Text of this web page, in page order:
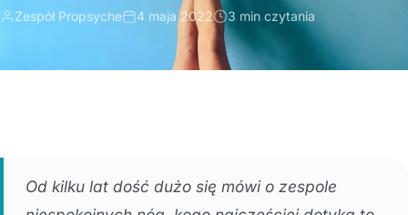
Zespół Propsyche 4 maja 2022 3 min czytania
Od kilku lat dość dużo się mówi o zespole